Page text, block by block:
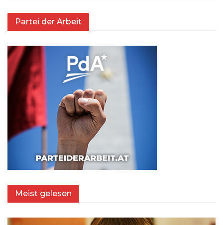
Partei der Arbeit
Meist gelesen